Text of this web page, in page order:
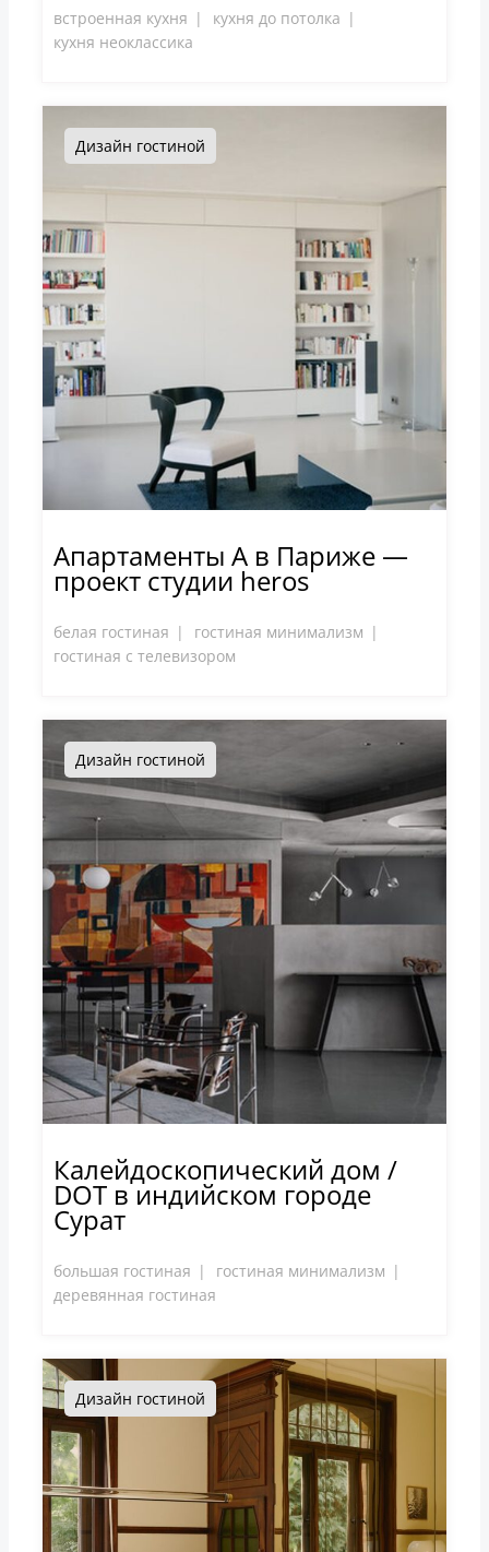
встроенная кухня
кухня до потолка
кухня неоклассика
Дизайн гостиной
Апартаменты A в Париже —
проект студии heros
белая гостиная
гостиная минимализм
гостиная с телевизором
Дизайн гостиной
Калейдоскопический дом /
DOT в индийском городе
Сурат
большая гостиная
гостиная минимализм
деревянная гостиная
Дизайн гостиной